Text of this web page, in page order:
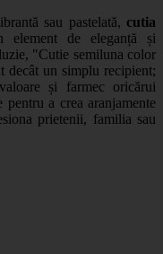
sau pastelată, cutia
element de eleganță și
"Cutie semiluna color
decât un simplu recipient;
și farmec oricărui
pentru a crea aranjamente
prietenii, familia sau